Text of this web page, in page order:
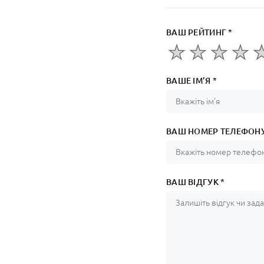
ВАШ РЕЙТИНГ *
ВАШЕ ІМ’Я *
ВАШ НОМЕР
ВАШ ВІДГУК *